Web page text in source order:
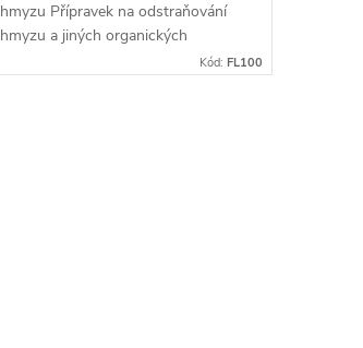
hmyzu Přípravek na odstraňování
hmyzu a jiných organických
znečišťujících látek, jako je např.
Kód: FL100